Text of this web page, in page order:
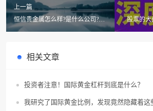
上一篇
恒信贵金属怎么样?是什么公司?如
何恒信贵金属是真的么?
股票的大
相关文章
投资者注意！国际黄金杠杆到底是什么？
我研究了国际黄金比例，发现竟然隐藏着这